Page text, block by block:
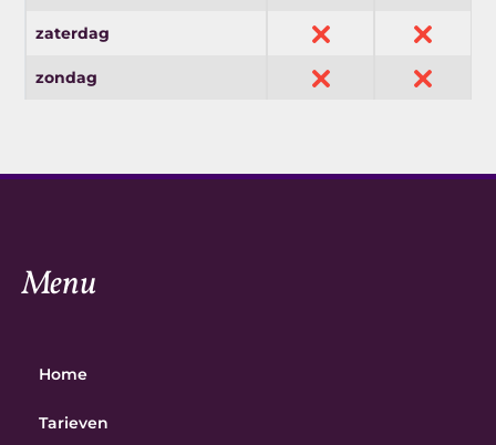
zaterdag
zondag
Menu
Home
Tarieven